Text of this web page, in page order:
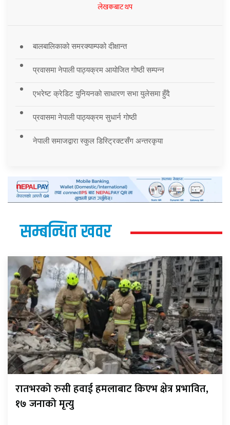
लेखकबाट थप
बालबालिकाको समरक्याम्पको दीक्षान्त
प्रवासमा नेपाली पाठ्यक्रम आयोजित गोष्ठी सम्पन्न
एभरेष्ट क्रेडिट युनियनको साधारण सभा युलेसमा हुँदै
प्रवासमा नेपाली पाठ्यक्रम सुधार्न गोष्ठी
नेपाली समाजद्वारा स्कुल डिस्ट्रिक्टसँग अन्तरकृया
सम्बन्धित खवर
रातभरको रुसी हवाई हमलाबाट किएभ क्षेत्र प्रभावित,
१७ जनाको मृत्यु